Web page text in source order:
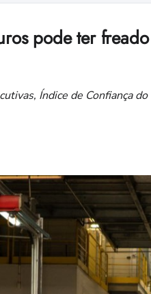
pode ter
Índice de Confiança